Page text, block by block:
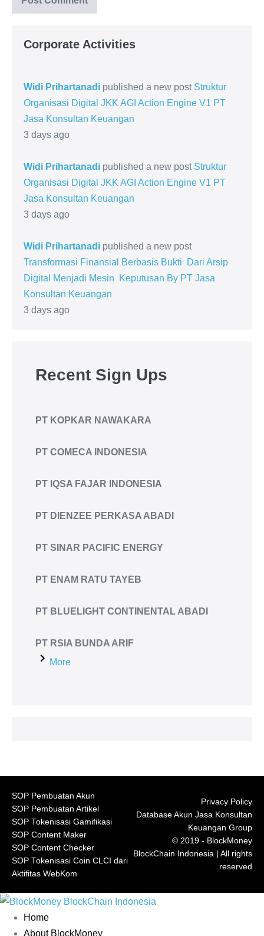
Corporate Activities
Widi Prihartanadi published a new post Struktur
Organisasi Digital JKK AGI Action Engine V1 PT
Jasa Konsultan Keuangan
3 days ago
Widi Prihartanadi published a new post Struktur
Organisasi Digital JKK AGI Action Engine V1 PT
Jasa Konsultan Keuangan
3 days ago
Widi Prihartanadi published a new post
Transformasi Finansial Berbasis Bukti Dari Arsip
Digital Menjadi Mesin Keputusan By PT Jasa
Konsultan Keuangan
3 days ago
Recent Sign Ups
PT KOPKAR NAWAKARA
PT COMECA INDONESIA
PT IQSA FAJAR INDONESIA
PT DIENZEE PERKASA ABADI
PT SINAR PACIFIC ENERGY
PT ENAM RATU TAYEB
PT BLUELIGHT CONTINENTAL ABADI
PT RSIA BUNDA ARIF
More
SOP Pembuatan Akun
SOP Pembuatan Artikel
SOP Tokenisasi Gamifikasi
SOP Content Maker
SOP Content Checker
SOP Tokenisasi Coin CLCI dari
Aktifitas WebKom
Privacy Policy
Database Akun Jasa Konsultan
Keuangan Group
© 2019 - BlockMoney
BlockChain Indonesia | All rights
reserved
Home
About BlockMoney